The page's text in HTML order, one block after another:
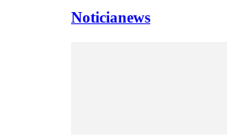
Noticianews